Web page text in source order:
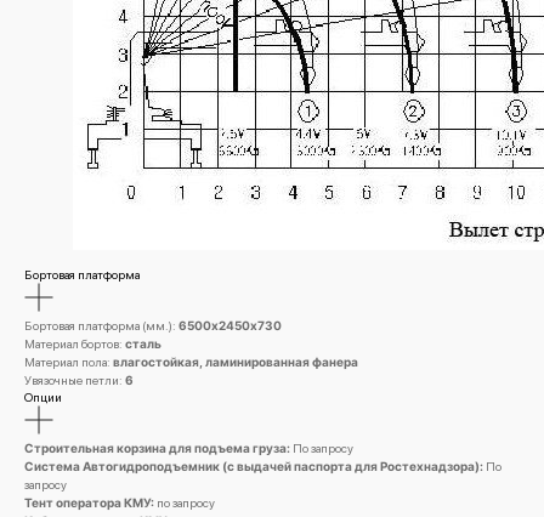
Бортовая платформа
Бортовая платформа (мм.): 6500х2450х730
Материал бортов: сталь
Материал пола: влагостойкая, ламинированная фанера
Увязочные петли: 6
Опции
Строительная корзина для подъема груза: По запросу
Система Автогидроподъемник (с выдачей паспорта для Ростехнадзора): По
запросу
Тент оператора КМУ: по запросу
Получите лизинговый
расчет с выгодой
до 1 000 000₽
节省税款